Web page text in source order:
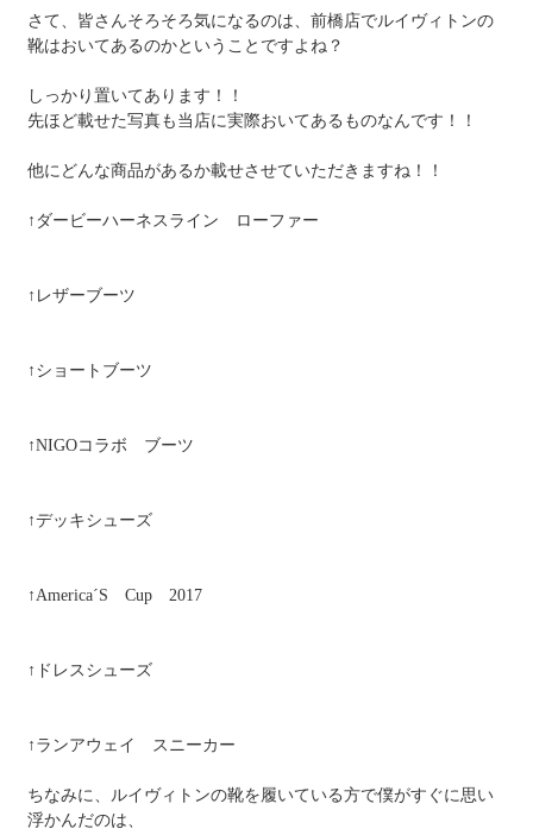
さて、皆さんそろそろ気になるのは、前橋店でルイヴィトンの
靴はおいてあるのかということですよね？
しっかり置いてあります！！
先ほど載せた写真も当店に実際おいてあるものなんです！！
他にどんな商品があるか載せさせていただきますね！！
↑ダービーハーネスライン ローファー
↑レザーブーツ
↑ショートブーツ
↑NIGOコラボ ブーツ
↑デッキシューズ
↑America´S Cup 2017
↑ドレスシューズ
↑ランアウェイ スニーカー
ちなみに、ルイヴィトンの靴を履いている方で僕がすぐに思い
浮かんだのは、